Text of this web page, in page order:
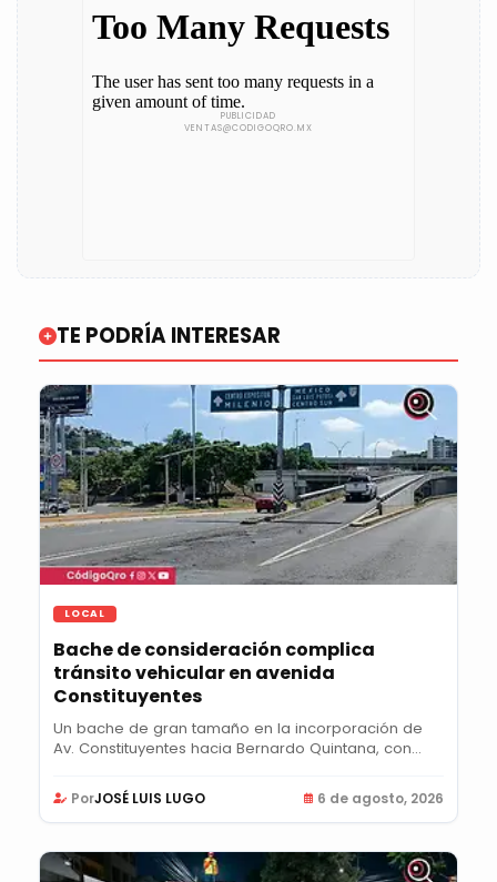
TE PODRÍA INTERESAR
LOCAL
Bache de consideración complica
tránsito vehicular en avenida
Constituyentes
Un bache de gran tamaño en la incorporación de
Av. Constituyentes hacia Bernardo Quintana, con...
PorJOSÉ LUIS LUGO 6 de agosto, 2026